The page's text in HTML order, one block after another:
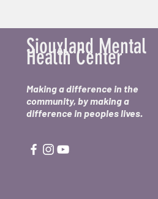
Siouxland Mental
Health Center
Making a difference in the
community, by making a
difference in peoples lives.